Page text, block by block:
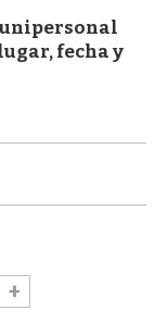
unipersonal
fecha y